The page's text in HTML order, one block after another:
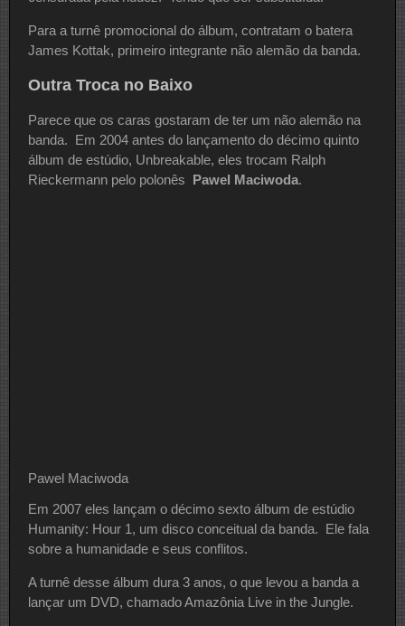
Para a turnê promocional do álbum, contratam o batera
James Kottak, primeiro integrante não alemão da banda.
Outra Troca no Baixo
Parece que os caras gostaram de ter um não alemão na
banda. Em 2004 antes do lançamento do décimo quinto
álbum de estúdio, Unbreakable, eles trocam Ralph
Rieckermann pelo polonês Pawel Maciwoda.
Pawel Maciwoda
Em 2007 eles lançam o décimo sexto álbum de estúdio
Humanity: Hour 1, um disco conceitual da banda. Ele fala
sobre a humanidade e seus conflitos.
A turnê desse álbum dura 3 anos, o que levou a banda a
lançar um DVD, chamado Amazônia Live in the Jungle.